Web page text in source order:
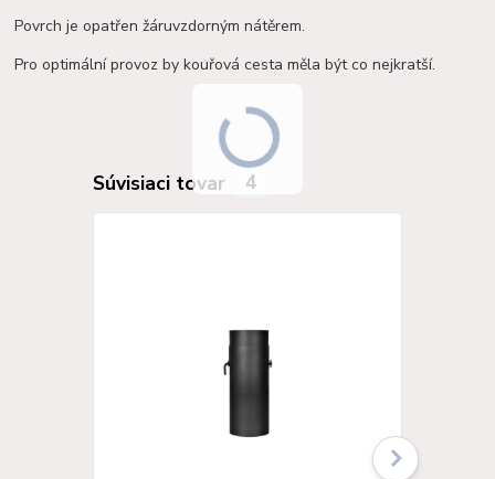
Povrch je opatřen žáruvzdorným nátěrem.
Pro optimální provoz by kouřová cesta měla být co nejkratší.
Súvisiaci tovar 4